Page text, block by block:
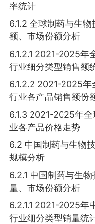
率统计
6.1.2 全球制药与生
额、市场份额分析
6.1.2.1 2021-2025年
行业细分类型销售额
6.1.2.2 2021-2025年
行业各产品销售额份
6.1.3 2021-2025年
业各产品价格走势
6.2 中国制药与生物
规模分析
6.2.1 中国制药与生
量、市场份额分析
6.2.1.1 2021-2025年
行业细分类型销量统